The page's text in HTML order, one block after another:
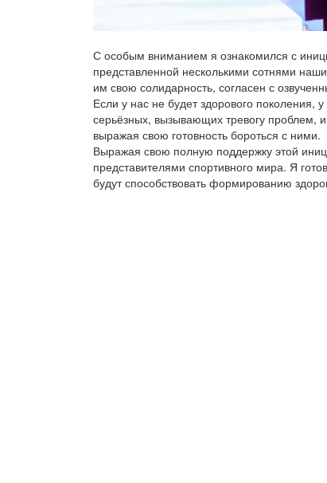
С особым вниманием я ознакомился с
представленной несколькими сотнями
им свою солидарность, согласен с
Если у нас не будет здорового поколения,
серьёзных, вызывающих тревогу проблем,
выражая свою готовность бороться с ними.
Выражая свою полную поддержку этой
представителями спортивного мира. Я
будут способствовать формированию